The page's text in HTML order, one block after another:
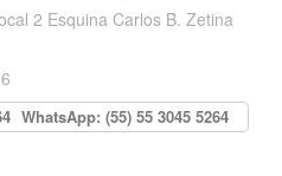
2 Esquina Carlos B. Zetina
WhatsApp: (55) 55 3045 5264